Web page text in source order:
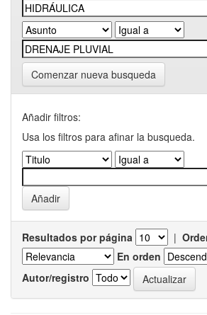
Comenzar nueva busqueda
Añadir filtros:
Usa los filtros para afinar la busqueda.
Resultados por página |
En orden
Autor/registro